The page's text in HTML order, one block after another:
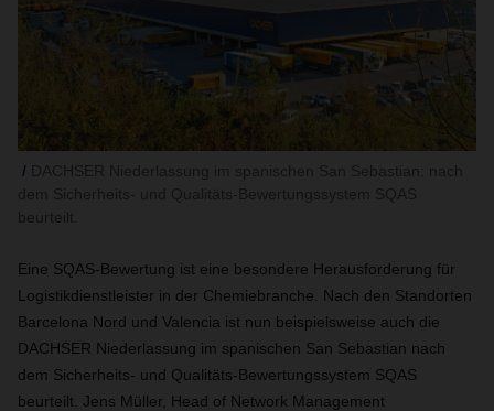
Eine SQAS-Bewertung ist eine besondere Herausforderung für
Logistikdienstleister in der Chemiebranche. Nach den Standorten
Barcelona Nord und Valencia ist nun beispielsweise auch die
DACHSER Niederlassung im spanischen San Sebastian nach
dem Sicherheits- und Qualitäts-Bewertungssystem SQAS
beurteilt. Jens Müller, Head of Network Management